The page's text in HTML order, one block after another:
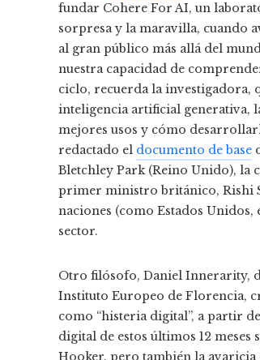
fundar Cohere For AI, un
sorpresa y la maravilla, cuando
al gran público más allá del
nuestra capacidad de
ciclo, recuerda la investigadora,
inteligencia artificial generativa,
mejores usos y cómo
redactado el documento de base
Bletchley Park (Reino Unido), la
primer ministro británico, Rishi
naciones (como Estados
sector.
Otro filósofo, Daniel Innerarity,
Instituto Europeo de Florencia,
como “histeria digital”, a partir
digital de estos últimos 12
Hooker, pero también la avaricia